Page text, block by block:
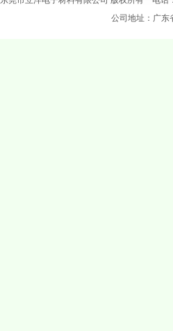
公司地址：广东